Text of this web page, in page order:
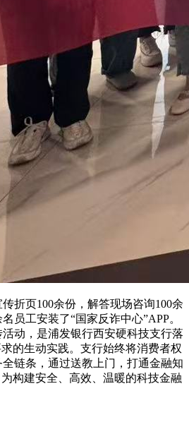
页100余份，解答现场咨询100余
员工安装了“国家反诈中心”APP。
动，是浦发银行西安硬科技支行落
的生动实践。支行始终将消费者权
链条，通过送教上门，打通金融知
构建安全、高效、温暖的科技金融